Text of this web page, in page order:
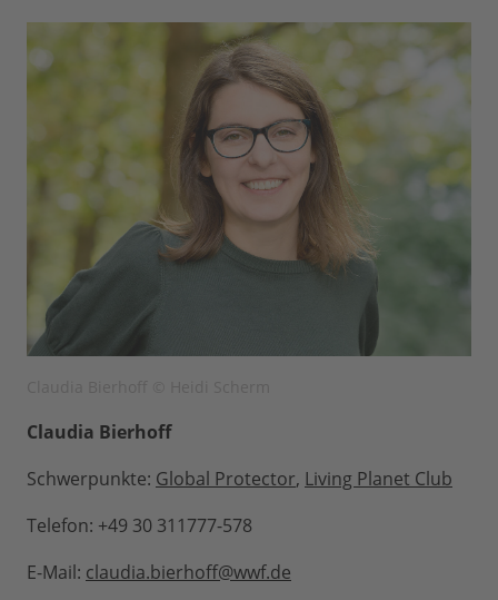
Claudia Bierhoff
Schwerpunkte: Global Protector, Living Planet Club
Telefon: +49 30 311777-578
E-Mail: claudia.bierhoff@wwf.de